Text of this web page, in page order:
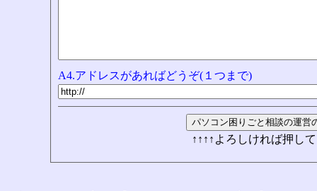
A4.アドレスがあればどうぞ(１つまで)
↑↑↑↑よろしければ押し